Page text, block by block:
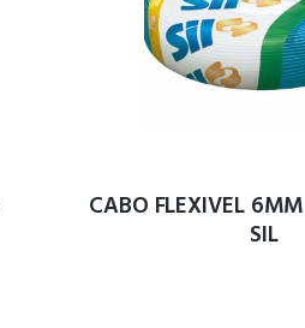
CABO FLEXIVEL
SIL